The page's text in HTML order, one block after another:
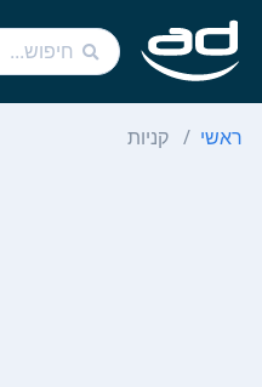
ראשי קניות